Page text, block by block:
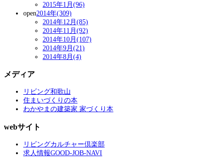
2015年1月(96)
open2014年(309)
2014年12月(85)
2014年11月(92)
2014年10月(107)
2014年9月(21)
2014年8月(4)
メディア
リビング和歌山
住まいづくりの本
わかやまの建築家 家づくり本
webサイト
リビングカルチャー倶楽部
求人情報GOOD-JOB-NAVI